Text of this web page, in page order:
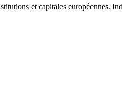
et capitales européennes.